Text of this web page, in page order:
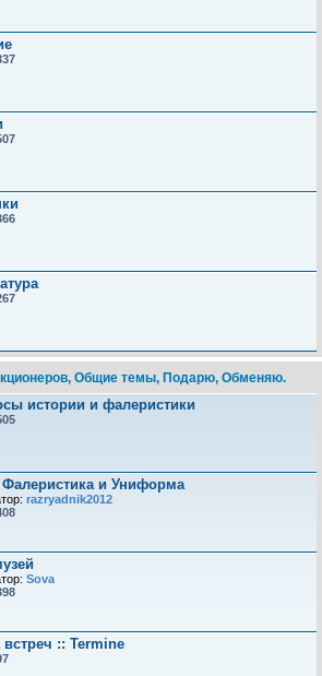
Общие темы, Подарю, Обменяю.
истории и фалеристики
Фалеристика и Униформа
razryadnik2012
Sova
встреч :: Termine